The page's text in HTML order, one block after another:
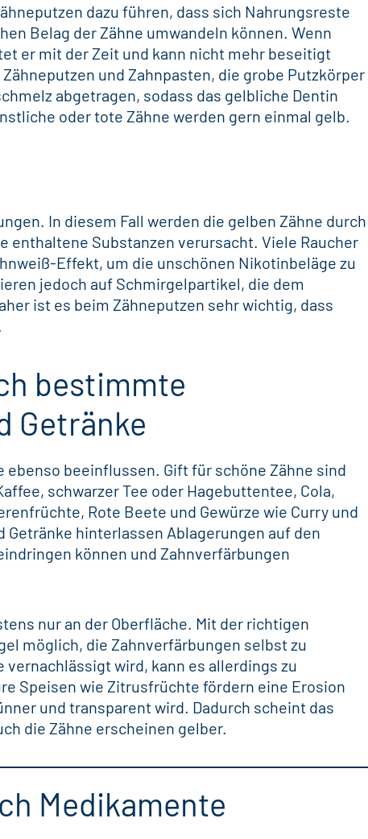
dazu führen, dass sich Nahrungsreste
Belag der Zähne umwandeln können. Wenn
er mit der Zeit und kann nicht mehr beseitigt
und Zahnpasten, die grobe Putzkörper
abgetragen, sodass das gelbliche Dentin
oder tote Zähne werden gern einmal gelb.
In diesem Fall werden die gelben Zähne durch
enthaltene Substanzen verursacht. Viele Raucher
Effekt, um die unschönen Nikotinbeläge zu
jedoch auf Schmirgelpartikel, die dem
ist es beim Zähneputzen sehr wichtig, dass
bestimmte
Getränke
ebenso beeinflussen. Gift für schöne Zähne sind
schwarzer Tee oder Hagebuttentee, Cola,
Rote Beete und Gewürze wie Curry und
hinterlassen Ablagerungen auf den
können und Zahnverfärbungen
nur an der Oberfläche. Mit der richtigen
möglich, die Zahnverfärbungen selbst zu
wird, kann es allerdings zu
Speisen wie Zitrusfrüchte fördern eine Erosion
und transparent wird. Dadurch scheint das
die Zähne erscheinen gelber.
Medikamente